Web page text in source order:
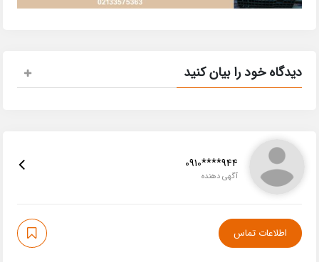
دیدگاه خود را بیان کنید
0910****944
آگهی دهنده
اطلاعات تماس